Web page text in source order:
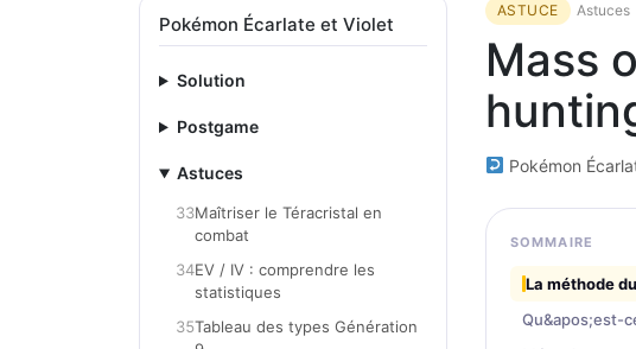
Pokémon Écarlate et Violet
Solution
Postgame
Astuces
33Maîtriser le Téracristal en
combat
34EV / IV : comprendre les
statistiques
35Tableau des types Génération
ASTUCE Astuces
Mass
Pokémon
SOMMAIRE
La méthode
Qu&apos;est-